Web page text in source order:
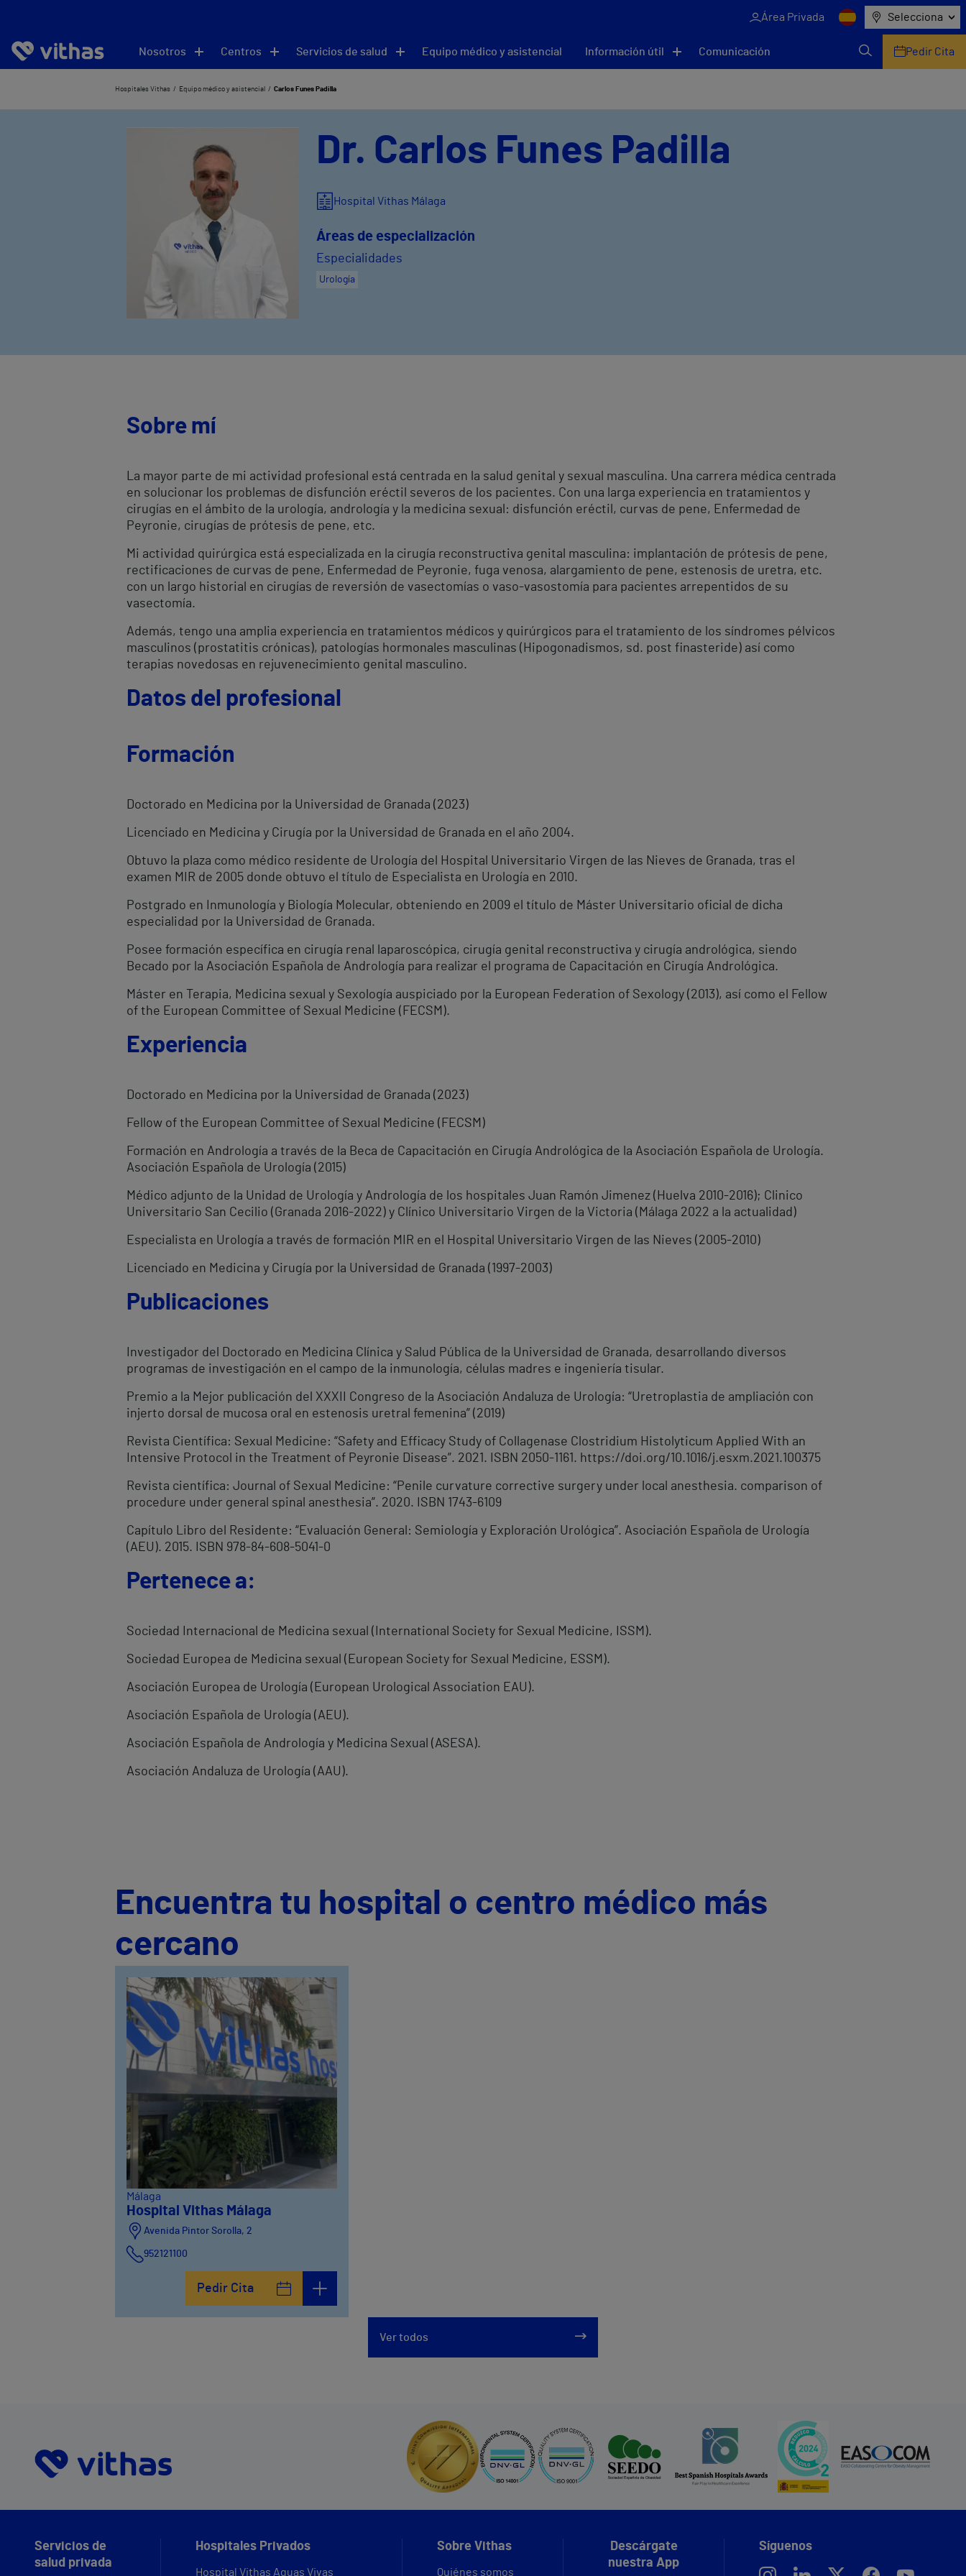
Área Privada Selecciona
Nosotros Centros Servicios de salud Equipo médico y asistencial Información útil Comunicación Pedir Cita
Hospitales Vithas Equipo médico y asistencial Carlos Funes Padilla
Dr. Carlos Funes Padilla
Hospital Vithas Málaga
Áreas de especialización
Especialidades
Urología
Sobre mí
La mayor parte de mi actividad profesional está centrada en la salud genital y sexual masculina. Una carrera médica centrada
en solucionar los problemas de disfunción eréctil severos de los pacientes. Con una larga experiencia en tratamientos y
cirugías en el ámbito de la urología, andrología y la medicina sexual: disfunción eréctil, curvas de pene, Enfermedad de
Peyronie, cirugías de prótesis de pene, etc.
Mi actividad quirúrgica está especializada en la cirugía reconstructiva genital masculina: implantación de prótesis de pene,
rectificaciones de curvas de pene, Enfermedad de Peyronie, fuga venosa, alargamiento de pene, estenosis de uretra, etc.
con un largo historial en cirugías de reversión de vasectomías o vaso-vasostomía para pacientes arrepentidos de su
vasectomía.
Además, tengo una amplia experiencia en tratamientos médicos y quirúrgicos para el tratamiento de los síndromes pélvicos
masculinos (prostatitis crónicas), patologías hormonales masculinas (Hipogonadismos, sd. post finasteride) así como
terapias novedosas en rejuvenecimiento genital masculino.
Datos del profesional
Formación
Doctorado en Medicina por la Universidad de Granada (2023)
Licenciado en Medicina y Cirugía por la Universidad de Granada en el año 2004.
Obtuvo la plaza como médico residente de Urología del Hospital Universitario Virgen de las Nieves de Granada, tras el
examen MIR de 2005 donde obtuvo el título de Especialista en Urología en 2010.
Postgrado en Inmunología y Biología Molecular, obteniendo en 2009 el título de Máster Universitario oficial de dicha
especialidad por la Universidad de Granada.
Posee formación específica en cirugía renal laparoscópica, cirugía genital reconstructiva y cirugía andrológica, siendo
Becado por la Asociación Española de Andrología para realizar el programa de Capacitación en Cirugía Andrológica.
Máster en Terapia, Medicina sexual y Sexología auspiciado por la European Federation of Sexology (2013), así como el Fellow
of the European Committee of Sexual Medicine (FECSM).
Experiencia
Doctorado en Medicina por la Universidad de Granada (2023)
Fellow of the European Committee of Sexual Medicine (FECSM)
Formación en Andrología a través de la Beca de Capacitación en Cirugía Andrológica de la Asociación Española de Urología.
Asociación Española de Urología (2015)
Médico adjunto de la Unidad de Urología y Andrología de los hospitales Juan Ramón Jimenez (Huelva 2010-2016); Clinico
Universitario San Cecilio (Granada 2016-2022) y Clínico Universitario Virgen de la Victoria (Málaga 2022 a la actualidad)
Especialista en Urología a través de formación MIR en el Hospital Universitario Virgen de las Nieves (2005-2010)
Licenciado en Medicina y Cirugía por la Universidad de Granada (1997-2003)
Publicaciones
Investigador del Doctorado en Medicina Clínica y Salud Pública de la Universidad de Granada, desarrollando diversos
programas de investigación en el campo de la inmunología, células madres e ingeniería tisular.
Premio a la Mejor publicación del XXXII Congreso de la Asociación Andaluza de Urología: “Uretroplastia de ampliación con
injerto dorsal de mucosa oral en estenosis uretral femenina” (2019)
Revista Científica: Sexual Medicine: “Safety and Efficacy Study of Collagenase Clostridium Histolyticum Applied With an
Intensive Protocol in the Treatment of Peyronie Disease”. 2021. ISBN 2050-1161. https://doi.org/10.1016/j.esxm.2021.100375
Revista científica: Journal of Sexual Medicine: “Penile curvature corrective surgery under local anesthesia. comparison of
procedure under general spinal anesthesia”. 2020. ISBN 1743-6109
Capítulo Libro del Residente: “Evaluación General: Semiología y Exploración Urológica”. Asociación Española de Urología
(AEU). 2015. ISBN 978-84-608-5041-0
Pertenece a:
Sociedad Internacional de Medicina sexual (International Society for Sexual Medicine, ISSM).
Sociedad Europea de Medicina sexual (European Society for Sexual Medicine, ESSM).
Asociación Europea de Urología (European Urological Association EAU).
Asociación Española de Urología (AEU).
Asociación Española de Andrología y Medicina Sexual (ASESA).
Asociación Andaluza de Urología (AAU).
Encuentra tu hospital o centro médico más
cercano
Málaga
Hospital Vithas Málaga
Avenida Pintor Sorolla, 2
952121100
Pedir Cita
Ver todos
Servicios de
salud privada
Hospitales Privados
Hospital Vithas Aguas Vivas
Sobre Vithas
Quiénes somos
Descárgate
nuestra App
Síguenos